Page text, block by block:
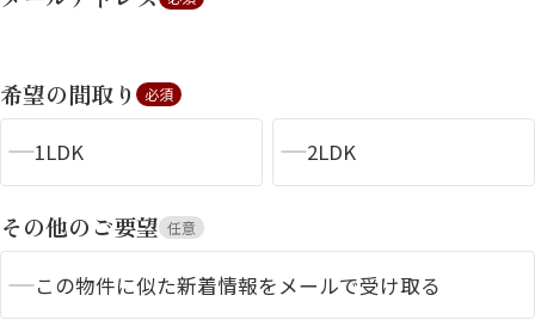
シャーメゾンとは
シャーメゾンセレクショ
希望の間取り 必須
1LDK 2LDK
その他のご要望 任意
この物件に似た新着情報をメールで受け取る